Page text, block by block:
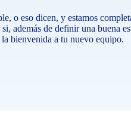
o eso dicen, y estamos
además de definir una buena
bienvenida a tu nuevo equipo.